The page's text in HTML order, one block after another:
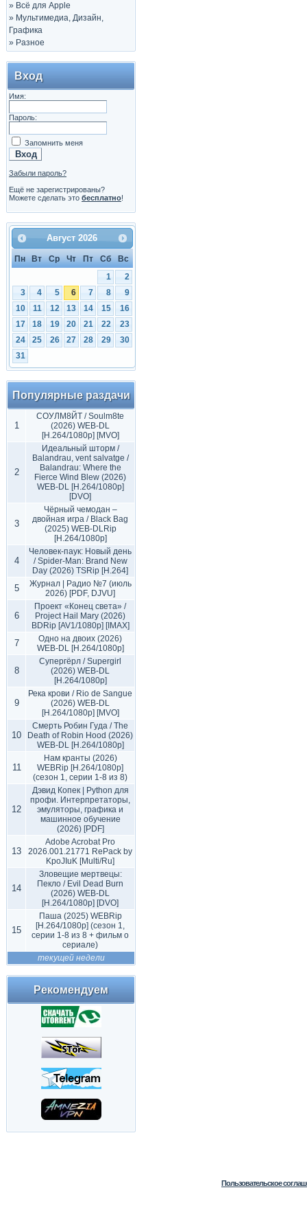
» Всё для Apple
» Мультимедиа, Дизайн,
Графика
» Разное
Вход
Имя:
Пароль:
Запомнить меня
Забыли пароль?
Ещё не зарегистрированы?
Можете сделать это бесплатно!
Август 2026
Пн Вт Ср Чт Пт Сб
Вс
1
2
3
4 5 6 7 8
9
10
11 12 13 14 15
16
17
18 19 20 21 22
23
24
25 26 27 28 29
30
31
Популярные раздачи
1
СОУЛМ8ЙТ / Soulm8te
(2026) WEB-DL
[H.264/1080p] [MVO]
2
Идеальный шторм /
Balandrau, vent salvatge /
Balandrau: Where the
Fierce Wind Blew (2026)
WEB-DL [H.264/1080p]
[DVO]
3
Чёрный чемодан –
двойная игра / Black Bag
(2025) WEB-DLRip
[H.264/1080p]
4
Человек-паук: Новый день
/ Spider-Man: Brand New
Day (2026) TSRip [H.264]
5
Журнал | Радио №7 (июль
2026) [PDF, DJVU]
6
Проект «Конец света» /
Project Hail Mary (2026)
BDRip [AV1/1080p] [IMAX]
7
Одно на двоих (2026)
WEB-DL [H.264/1080p]
8
Супергёрл / Supergirl
(2026) WEB-DL
[H.264/1080p]
9
Река крови / Rio de Sangue
(2026) WEB-DL
[H.264/1080p] [MVO]
10
Смерть Робин Гуда / The
Death of Robin Hood (2026)
WEB-DL [H.264/1080p]
11
Нам кранты (2026)
WEBRip [H.264/1080p]
(сезон 1, серии 1-8 из 8)
12
Дэвид Копек | Python для
профи. Интерпретаторы,
эмуляторы, графика и
машинное обучение
(2026) [PDF]
13
Adobe Acrobat Pro
2026.001.21771 RePack by
KpoJIuK [Multi/Ru]
14
Зловещие мертвецы:
Пекло / Evil Dead Burn
(2026) WEB-DL
[H.264/1080p] [DVO]
15
Паша (2025) WEBRip
[H.264/1080p] (сезон 1,
серии 1-8 из 8 + фильм о
сериале)
текущей недели
Рекомендуем
Пользовательское